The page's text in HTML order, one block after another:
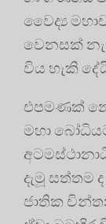
වෛද්‍ය
වෙනසක්
විය හැකි
එපමණක්
මහා
දැමූ සත්තම
ජාතික